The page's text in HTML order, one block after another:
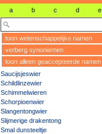
a b c d e
toon wetenschappelijke namen
verberg synoniemen
toon alleen geaccepteerde namen
Saucijsjeswier
Schildlinzewier
Schimmelwieren
Schorpioenwier
Slangentongwier
Slijmerige drakentong
Smal dunsteeltje